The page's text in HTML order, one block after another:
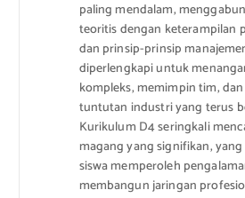
paling mendalam,
teoritis dengan keterampilan
dan prinsip-prinsip
diperlengkapi untuk
kompleks, memimpin tim,
tuntutan industri yang terus
Kurikulum D4 seringkali
magang yang signifikan,
siswa memperoleh
membangun jaringan